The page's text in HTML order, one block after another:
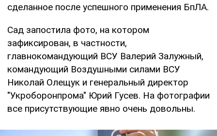
сделанное после успешного применения БпЛА.
Сад запостила фото, на котором
зафиксирован, в частности,
главнокомандующий ВСУ Валерий Залужный,
командующий Воздушными силами ВСУ
Николай Олещук и генеральный директор
"Укроборонпрома" Юрий Гусев. На фотографии
все присутствующие явно очень довольны.